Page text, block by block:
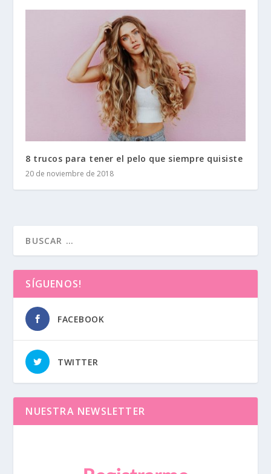
8 trucos para tener el pelo que siempre quisiste
20 de noviembre de 2018
SÍGUENOS!
FACEBOOK
TWITTER
NUESTRA NEWSLETTER